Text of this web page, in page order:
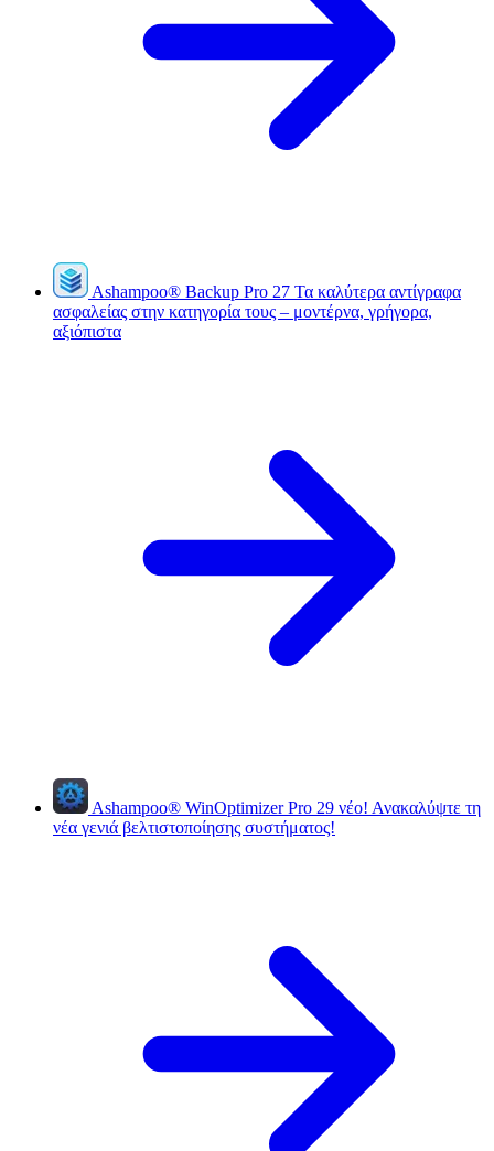
Ashampoo® Backup Pro 27 Τα καλύτερα αντίγραφα
ασφαλείας στην κατηγορία τους – μοντέρνα, γρήγορα,
αξιόπιστα
Ashampoo® WinOptimizer Pro 29 νέο! Ανακαλύψτε τη
νέα γενιά βελτιστοποίησης συστήματος!